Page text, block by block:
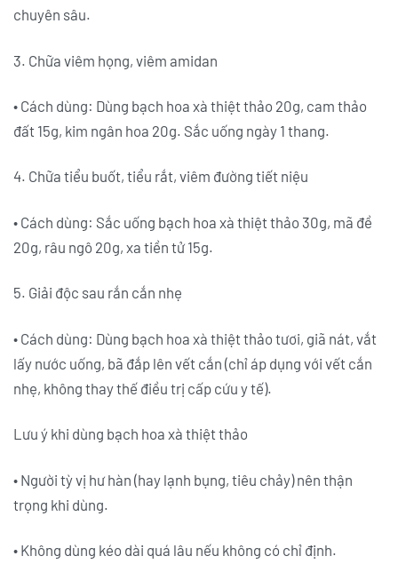
chuyên sâu.
3. Chữa viêm họng, viêm amidan
• Cách dùng: Dùng bạch hoa xà thiệt thảo 20g, cam thảo
đất 15g, kim ngân hoa 20g. Sắc uống ngày 1 thang.
4. Chữa tiểu buốt, tiểu rắt, viêm đường tiết niệu
• Cách dùng: Sắc uống bạch hoa xà thiệt thảo 30g, mã đề
20g, râu ngô 20g, xa tiền tử 15g.
5. Giải độc sau rắn cắn nhẹ
• Cách dùng: Dùng bạch hoa xà thiệt thảo tươi, giã nát, vắt
lấy nước uống, bã đắp lên vết cắn (chỉ áp dụng với vết cắn
nhẹ, không thay thế điều trị cấp cứu y tế).
Lưu ý khi dùng bạch hoa xà thiệt thảo
• Người tỳ vị hư hàn (hay lạnh bụng, tiêu chảy) nên thận
trọng khi dùng.
• Không dùng kéo dài quá lâu nếu không có chỉ định.